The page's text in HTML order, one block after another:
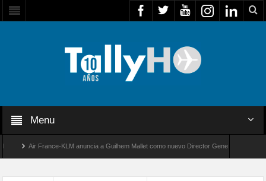
Menu
Air France-KLM anuncia a Guilhem Mallet como nuevo Director General para